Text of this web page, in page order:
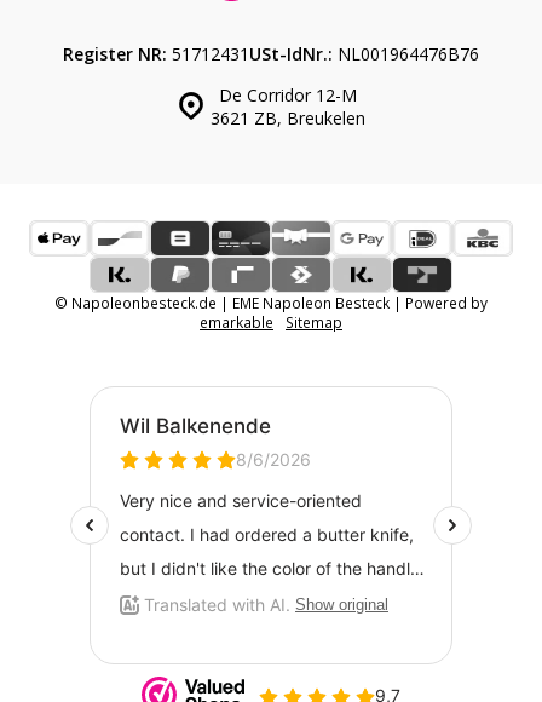
De Corridor 12-M
3621 ZB, Breukelen
Register NR: 51712431 USt-IdNr.: NL001964476B76
© Napoleonbesteck.de | EME Napoleon Besteck | Powered by
emarkable
Sitemap